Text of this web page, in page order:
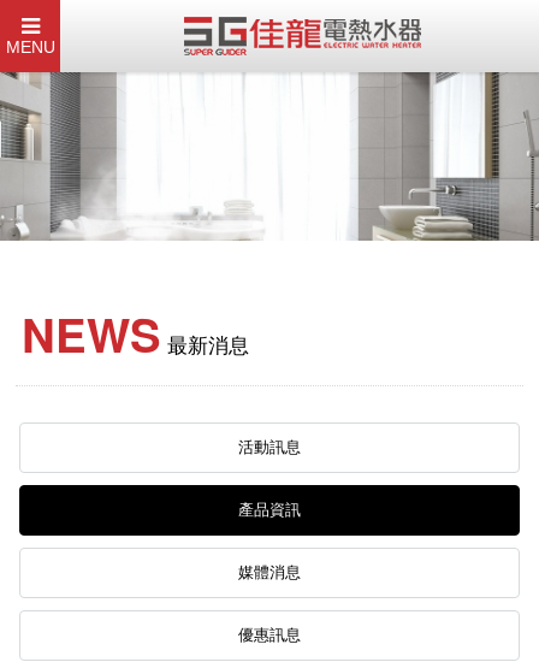
MENU
NEWS 最新消息
活動訊息
產品資訊
媒體消息
優惠訊息